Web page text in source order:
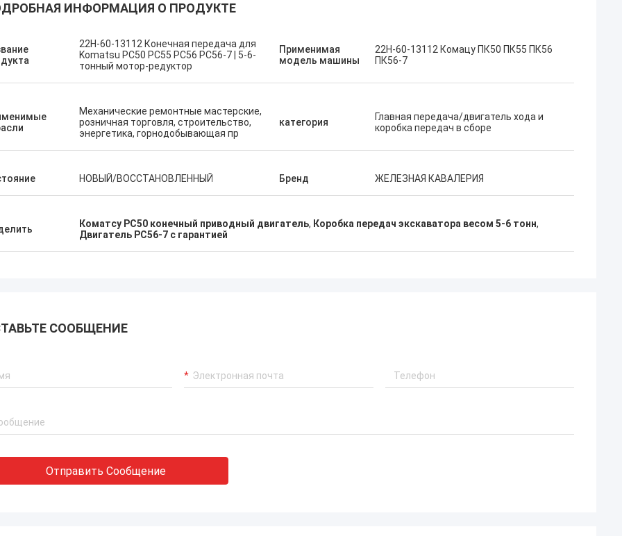
Эрденетумур Кампана
Хосе
Мне нравится эта компания. Они
профессиональные и дружелюбные.
советы, быстрая доставка. Очень
хорошая цена. Я хочу снова заказать,
ИНФОРМАЦИЯ О ПРОДУКТЕ
22H-60-13112 Конечная передача для
Komatsu PC50 PC55 PC56 PC56-7 | 5-6-
тонный мотор-редуктор
Применимая
модель машины
22H-60-13112 Комацу ПК50 ПК55 ПК56
ПК56-7
Механические ремонтные мастерские,
розничная торговля, строительство,
энергетика, горнодобывающая пр
категория
Главная передача/двигатель хода и
коробка передач в сборе
НОВЫЙ/ВОССТАНОВЛЕННЫЙ Бренд ЖЕЛЕЗНАЯ КАВАЛЕРИЯ
Коматсу PC50 конечный приводный двигатель, Коробка передач экскаватора весом 5-6 тонн,
Двигатель PC56-7 с гарантией
СООБЩЕНИЕ
Отправить Сообщение